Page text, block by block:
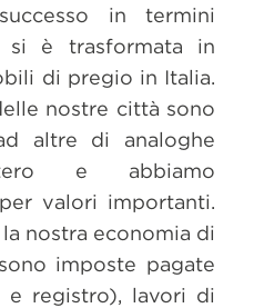
in termini
si è trasformata in
di pregio in Italia.
nostre città sono
altre di analoghe
e abbiamo
valori importanti.
nostra economia di
imposte pagate
e registro), lavori di